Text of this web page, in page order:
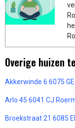
Overige huizen
Akkerwinde 6 6075
Arlo 45 6041 CJ
Broekstraat 21 6085